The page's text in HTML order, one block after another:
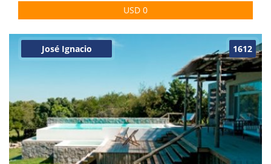
dependencia de servicio con baño. Jardín al fondo con
USD 0
1612
José Ignacio